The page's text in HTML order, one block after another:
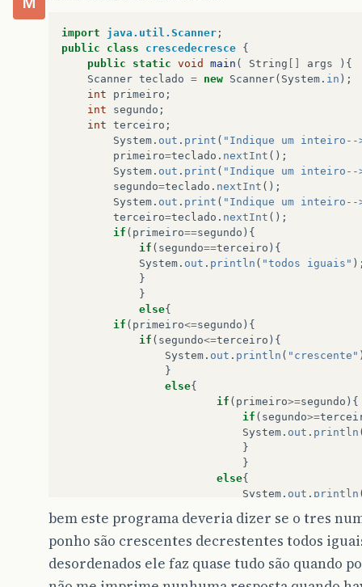
import java.util.Scanner ;
public
class crescedecresce {
public
static void main ( String args
){
Scanner teclado = new Scanner( System . in );
int
primeiro ;
int
segundo ;
int terceiro ;
System . out . print ( "Indique um inteiro--
primeiro=teclado . nextInt ();
System . out . print ( "Indique um inteiro--
segundo=teclado . nextInt ();
System . out . print ( "Indique um inteiro--
terceiro=teclado . nextInt ();
if ( primeiro==segundo ){
if ( segundo==terceiro ){
System . out . println ( "todos iguais"
}
}
else{
if ( primeiro<=segundo ){
if ( segundo<=terceiro ){
System . out . println ( "crescente"
}
else{
if ( primeiro>=segundo ){
if ( segundo>=
System . out . println
}
}
else{
System . out . println
}
}
else {
bem este programa deveria dizer se o tres
ponho são crescentes decrestentes todos
desordenados ele faz quase tudo são quando